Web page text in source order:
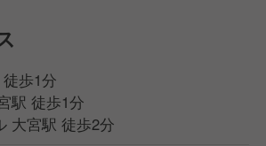
歩1分
駅 徒歩1分
大宮駅 徒歩2分